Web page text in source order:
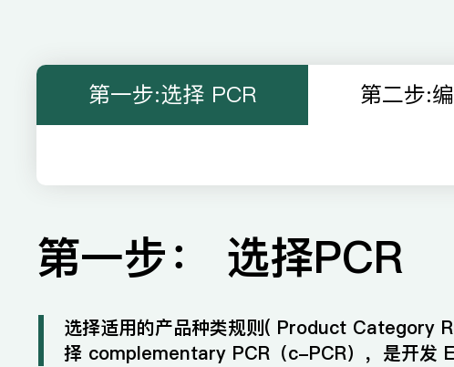
第一步:选择 PCR 第二步:
第一步： 选择PCR
选择适用的产品种类规则( Product Category
择 complementary PCR（c-PCR），是开发